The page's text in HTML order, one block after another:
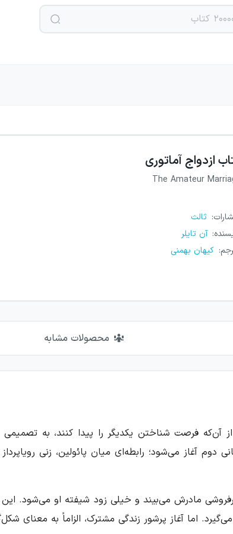
ازدواج آماتوری
The Amateur
: ثالث
: آن تایلر
: کیهان بهمنی
محصولات مشابه
آن‌که فرصت شناختن یکدیگر را پیدا کنند، به تصمیمی
دوم آغاز می‌شود؛ رابطه‌ای میان پائولین، زنی
مادرش می‌بیند و خیلی زود شیفته او می‌شود.
اما آغاز پرشور زندگی مشترک، الزاماً به معنای